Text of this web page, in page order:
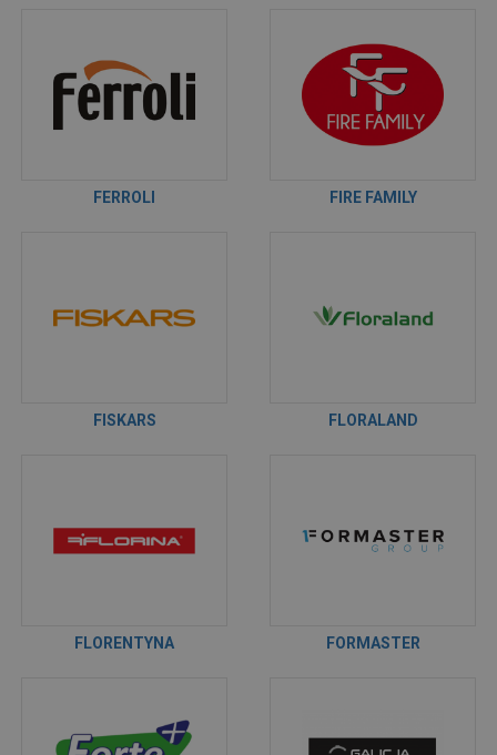
FERROLI FIRE FAMILY
FISKARS FLORALAND
FLORENTYNA FORMASTER